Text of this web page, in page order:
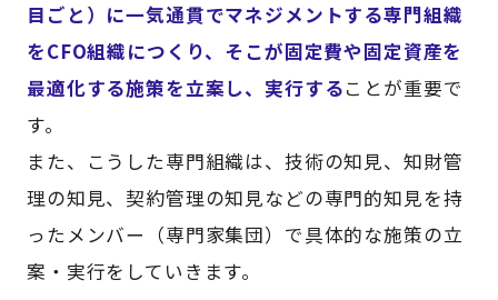
目ごと）に一気通貫でマネジメントする専門組織
をCFO組織につくり、そこが固定費や固定資産を
最適化する施策を立案し、実行することが重要で
す。
また、こうした専門組織は、技術の知見、知財管
理の知見、契約管理の知見などの専門的知見を持
ったメンバー（専門家集団）で具体的な施策の立
案・実行をしていきます。